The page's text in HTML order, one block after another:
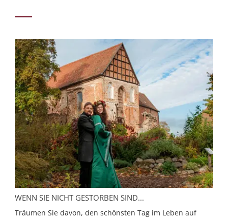
WENN SIE NICHT GESTORBEN SIND...
Träumen Sie davon, den schönsten Tag im Leben auf